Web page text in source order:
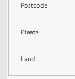
Postcode
Plaats
Land